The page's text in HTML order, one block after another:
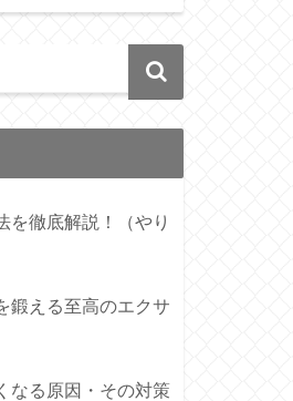
を徹底解説！（やり
鍛える至高のエクサ
なる原因・その対策